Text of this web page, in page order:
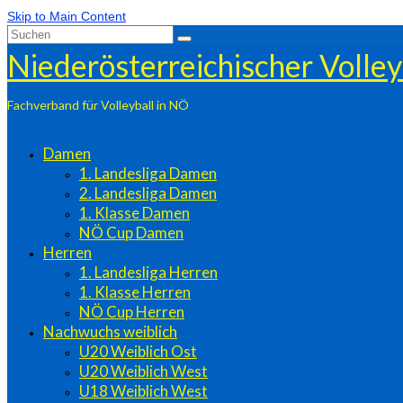
Skip to Main Content
Suchen
nach:
Niederösterreichischer
Fachverband für Volleyball in NÖ
Damen
1. Landesliga Damen
2. Landesliga Damen
1. Klasse Damen
NÖ Cup Damen
Herren
1. Landesliga Herren
1. Klasse Herren
NÖ Cup Herren
Nachwuchs weiblich
U20 Weiblich Ost
U20 Weiblich West
U18 Weiblich West